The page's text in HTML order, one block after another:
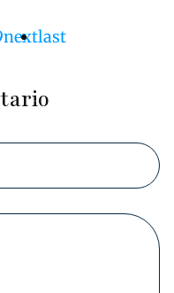
Siguiente
nextÚltima
last